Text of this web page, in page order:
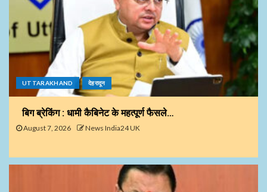
UTTARAKHAND देहरादून
बिग ब्रेकिंग : धामी कैबिनेट के महत्पूर्ण फैसले…
August 7, 2026 News India24 UK